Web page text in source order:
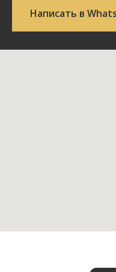
Написать в